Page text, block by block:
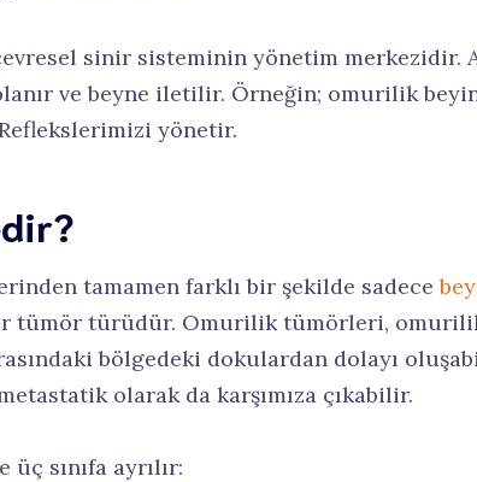
sinir sisteminin yönetim merkezidir.
ve beyne iletilir. Örneğin; omurilik
yönetir.
tamamen farklı bir şekilde sadece
tümör türüdür. Omurilik tümörleri,
bölgedeki dokulardan dolayı
olarak da karşımıza çıkabilir.
sınıfa ayrılır: